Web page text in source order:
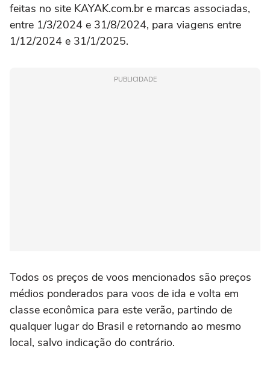
feitas no site KAYAK.com.br e marcas associadas,
entre 1/3/2024 e 31/8/2024, para viagens entre
1/12/2024 e 31/1/2025.
PUBLICIDADE
Todos os preços de voos mencionados são preços
médios ponderados para voos de ida e volta em
classe econômica para este verão, partindo de
qualquer lugar do Brasil e retornando ao mesmo
local, salvo indicação do contrário.